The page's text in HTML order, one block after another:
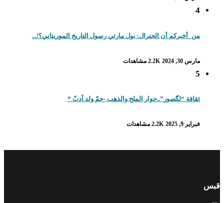
4
من_أخبركم أن الجنرال: بول مارتي رسول التاريخ الموريتاني؟!...
مارس 30, 2024 2.2K مشاهدات
5
ثقافة “لگصور”..حوار الملح والذهب -حمّ ولد آدبّ *
فبراير 9, 2025 2.2K مشاهدات
قبس